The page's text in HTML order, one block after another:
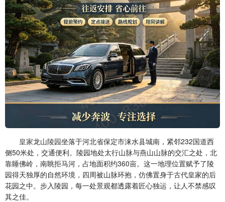
皇家龙山陵园坐落于河北省保定市涞水县城南，紧邻232国道西
侧50米处，交通便利。陵园地处太行山脉与燕山山脉的交汇之处，北
靠睡佛岭，南眺拒马河，占地面积约360亩。这一地理位置赋予了陵
园得天独厚的自然环境，四周被山脉环抱，仿佛置身于古代皇家的后
花园之中。步入陵园，每一处景观都透露着匠心独运，让人不禁感叹
其之佳。